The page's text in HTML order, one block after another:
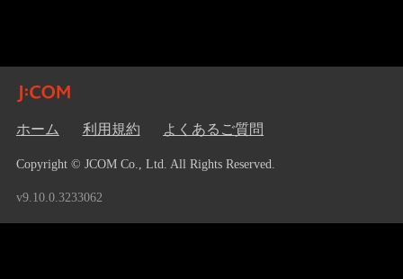
ホーム 利用規約 よくあるご質問
Copyright © JCOM Co., Ltd. All Rights Reserved.
v9.10.0.3233062